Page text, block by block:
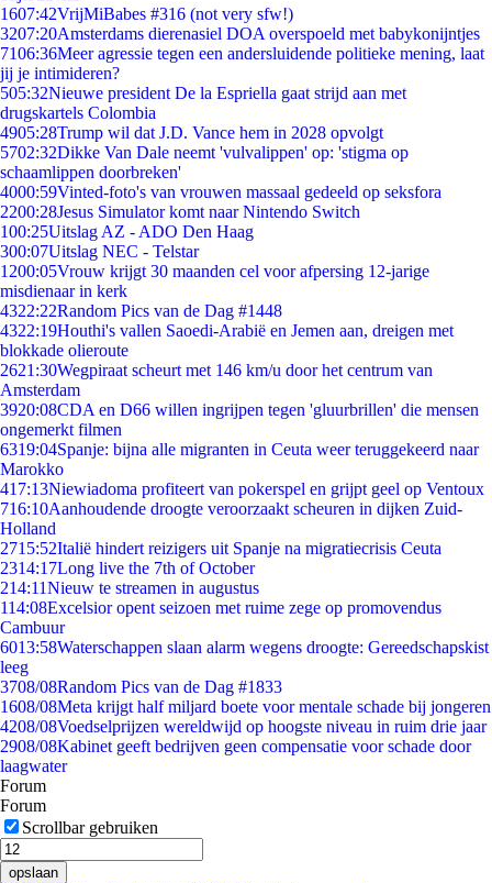
1607:42VrijMiBabes #316 (not very sfw!)
3207:20Amsterdams dierenasiel DOA overspoeld met babykonijntjes
7106:36Meer agressie tegen een andersluidende politieke mening, laat
jij je intimideren?
505:32Nieuwe president De la Espriella gaat strijd aan met
drugskartels Colombia
4905:28Trump wil dat J.D. Vance hem in 2028 opvolgt
5702:32Dikke Van Dale neemt 'vulvalippen' op: 'stigma op
schaamlippen doorbreken'
4000:59Vinted-foto's van vrouwen massaal gedeeld op seksfora
2200:28Jesus Simulator komt naar Nintendo Switch
100:25Uitslag AZ - ADO Den Haag
300:07Uitslag NEC - Telstar
1200:05Vrouw krijgt 30 maanden cel voor afpersing 12-jarige
misdienaar in kerk
4322:22Random Pics van de Dag #1448
4322:19Houthi's vallen Saoedi-Arabië en Jemen aan, dreigen met
blokkade olieroute
2621:30Wegpiraat scheurt met 146 km/u door het centrum van
Amsterdam
3920:08CDA en D66 willen ingrijpen tegen 'gluurbrillen' die mensen
ongemerkt filmen
6319:04Spanje: bijna alle migranten in Ceuta weer teruggekeerd naar
Marokko
417:13Niewiadoma profiteert van pokerspel en grijpt geel op Ventoux
716:10Aanhoudende droogte veroorzaakt scheuren in dijken Zuid-
Holland
2715:52Italië hindert reizigers uit Spanje na migratiecrisis Ceuta
2314:17Long live the 7th of October
214:11Nieuw te streamen in augustus
114:08Excelsior opent seizoen met ruime zege op promovendus
Cambuur
6013:58Waterschappen slaan alarm wegens droogte: Gereedschapskist
leeg
3708/08Random Pics van de Dag #1833
1608/08Meta krijgt half miljard boete voor mentale schade bij jongeren
4208/08Voedselprijzen wereldwijd op hoogste niveau in ruim drie jaar
2908/08Kabinet geeft bedrijven geen compensatie voor schade door
laagwater
Forum
Forum
Scrollbar gebruiken
opslaan